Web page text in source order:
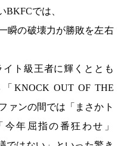
BKFCでは、
瞬の破壊力が勝敗を左右
ト級王者に輝くととも
KNOCK OUT OF THE
ァンの間では「まさかト
年屈指の番狂わせ」